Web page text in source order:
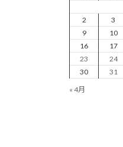
2
3
9
10
16
17
23
24
30
31
« 4月